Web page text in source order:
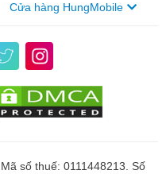
Cửa hàng HungMobile
số thuế: 0111448213. Số